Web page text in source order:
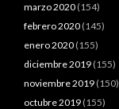
marzo 2020 (154)
febrero 2020 (145)
enero 2020 (155)
diciembre 2019 (155)
noviembre 2019 (150)
octubre 2019 (155)